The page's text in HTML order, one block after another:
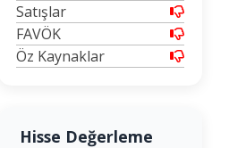
-4.77 0.96
-3.35 24.78
Satışlar
FAVÖK
Öz Kaynaklar
Hisse Değerleme